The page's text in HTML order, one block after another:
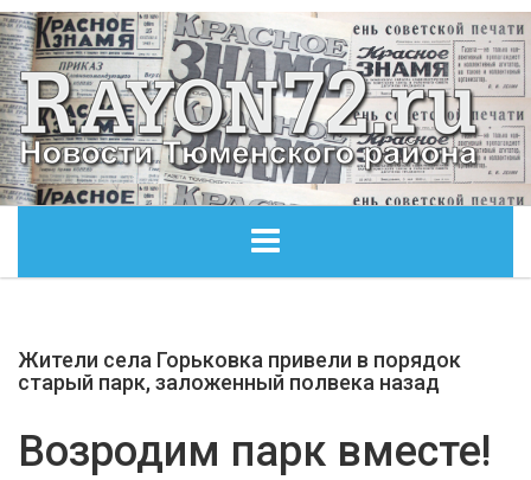
ОБЩЕСТВО
Жители села Горьковка привели в порядок
старый парк, заложенный полвека назад
Возродим парк вместе!